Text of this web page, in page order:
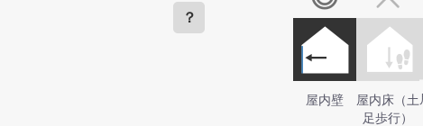
？
屋内壁
屋内床（土
足歩行）